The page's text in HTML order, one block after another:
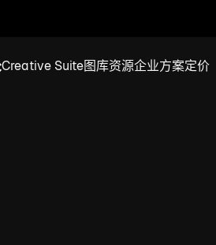
Creative Suite图库资源企业方案定价